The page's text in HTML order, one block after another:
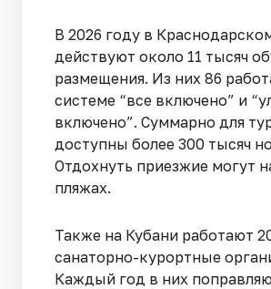
В 2026 году в
действуют около 11 тысяч
размещения. Из них 86
системе “все включено” и
включено”. Суммарно для
доступны более 300 тысяч
Отдохнуть приезжие могут
пляжах.
Также на Кубани работают
санаторно-курортные
Каждый год в них